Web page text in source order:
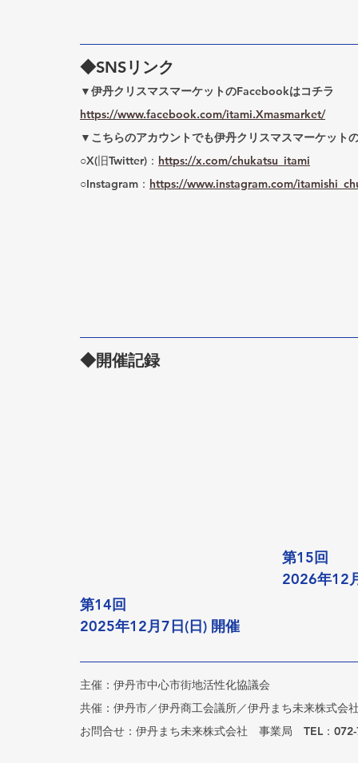
◆SNSリンク
▼伊丹クリスマスマーケットのFacebookはコチラ
https://www.facebook.com/itami.Xmasmarket/
▼こちらのアカウントでも伊丹クリスマスマーケット
○X(旧Twitter)： https://x.com/chukatsu_itami
○Instagram： https://www.instagram.com/
◆開催記録
第14回
2025年12月7日(日) 開催
第15回
2026年12
主催：伊丹市中心市街地活性化協議会
共催：伊丹市／伊丹商工会議所／伊丹まち未来株式会
お問合せ：伊丹まち未来株式会社　事業局　TEL：